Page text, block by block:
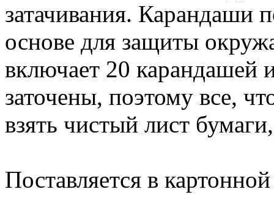
затачивания. Карандаши
основе для защиты
включает 20 карандашей
заточены, поэтому все,
взять чистый лист
Поставляется в